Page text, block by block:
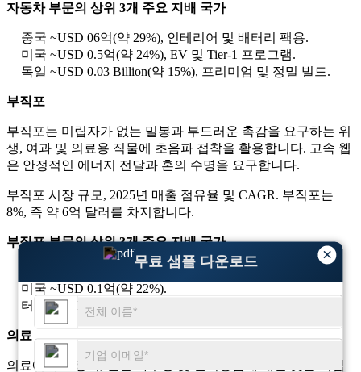
×
무료 샘플 다운로드
자동차 부문의 상위 3개 주요 지배 국가
중국 ~USD 06억(약 29%), 인테리어 및 배터리 팩용.
미국 ~USD 0.5억(약 24%), EV 및 Tier-1 프로그램.
독일 ~USD 0.03 Billion(약 15%), 프리미엄 및 정밀 빌드.
부직포
부직포는 미립자가 없는 밀봉과 부드러운 촉감을 요구하는 위
생, 여과 및 의료용 직물에 초음파 접착을 활용합니다. 고속 웹
은 안정적인 에너지 전달과 혼의 수명을 요구합니다.
부직포 시장 규모, 2025년 매출 점유율 및 CAGR. 부직포는
8%, 즉 약 6억 달러를 차지합니다.
부직포 부문의 상위 3개 주요 지배 국가
중국 ~USD 0.2억(약 30%).
미국 ~USD 0.1억(약 22%).
터키 ~USD 0.1억(약 10%).
의료
의료에서는 장치, 진단 하우징 및 일회용품에 대한 낮은 미립